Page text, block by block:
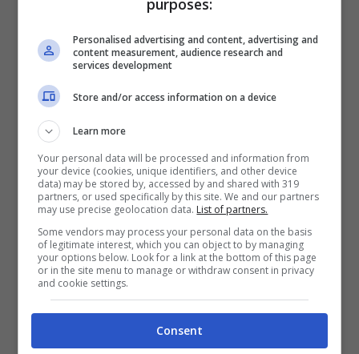
tanti giovani amanti dell’off-road. Per portare
al limite una vettura del genere serviva il giusto
manico.
La nuova Lancia Delta
Personalised advertising and content, advertising and
content measurement, audience research and
services development
Store and/or access information on a device
Learn more
Your personal data will be processed and information from
your device (cookies, unique identifiers, and other device
data) may be stored by, accessed by and shared with 319
partners, or used specifically by this site. We and our partners
may use precise geolocation data. List of partners.
Some vendors may process your personal data on the basis
of legitimate interest, which you can object to by managing
your options below. Look for a link at the bottom of this page
or in the site menu to manage or withdraw consent in privacy
and cookie settings.
Consent